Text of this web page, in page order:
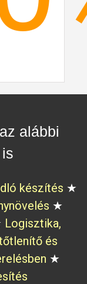
alábbi
készítés ★
★
Logisztika,
és
★